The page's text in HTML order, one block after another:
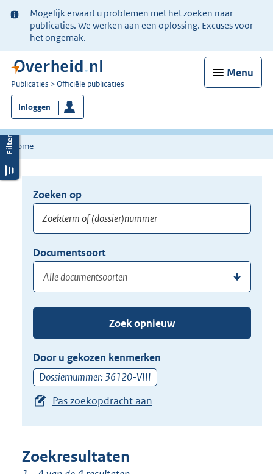
Ter
informatie:
Mogelijk ervaart u problemen met het zoeken naar
publicaties. We werken aan een oplossing. Excuses voor
het ongemak.
Menu
U
bent
nu
hier:
Publicaties Officiële publicaties
Inloggen
Home
Opnieuw
zoeken:
Zoeken op
of
(dossier)nummer
hier
uw
zoekterm
of
(dossier)nummer
in
Documentsoort
of
de
pijl
beneden
toets
Zoek opnieuw
Door u gekozen kenmerken
Dossiernummer: 36120-VIII
Pas zoekopdracht aan
Zoekresultaten